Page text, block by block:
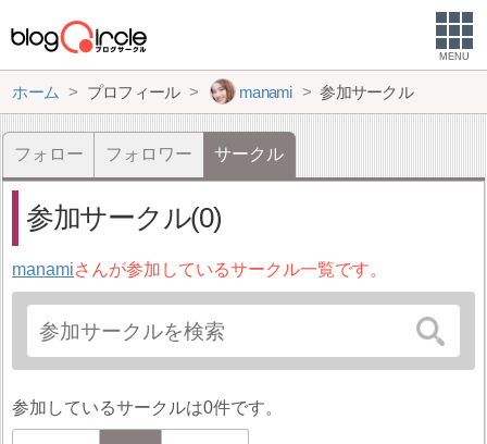
MENU
ホーム プロフィール manami 参加サークル
フォロー フォロワー サークル
参加サークル(0)
manamiさんが参加しているサークル一覧です。
参加しているサークルは0件です。